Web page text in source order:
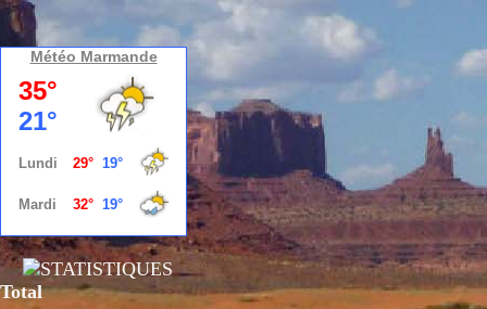
Météo Marmande
Total